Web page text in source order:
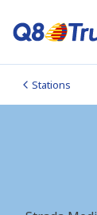
Stations